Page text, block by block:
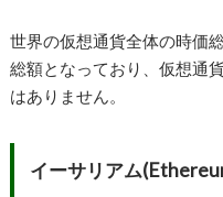
世界の仮想通貨全体の時価
総額となっており、仮想通
はありません。
イーサリアム